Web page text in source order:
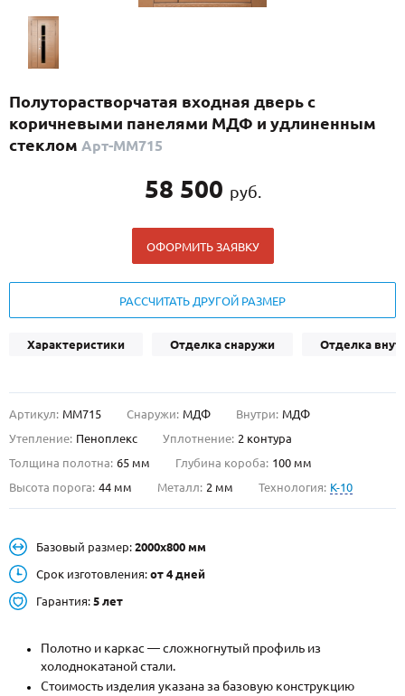
(29)
ПО НАЗНАЧЕНИЮ
ПО КОНСТРУКЦИИ
О НАС
Металлические двери от производителя с доставкой и установкой в
Москве и МО
НАЙТИ:
+7 (495) 411-44-41
INFO@META-M.RU
Полуторастворчатая входная дверь с
коричневыми панелями МДФ и удлиненным
стеклом Арт-ММ715
58 500 руб.
ОФОРМИТЬ ЗАЯВКУ
РАССЧИТАТЬ ДРУГОЙ РАЗМЕР
Характеристики Отделка снаружи Отделка
Артикул: ММ715 Снаружи: МДФ Внутри: МДФ
Утепление: Пеноплекс Уплотнение: 2 контура
Толщина полотна: 65 мм Глубина короба: 100 мм
Высота порога: 44 мм Металл: 2 мм Технология: K-10
Базовый размер: 2000х800 мм
Срок изготовления: от 4 дней
Гарантия: 5 лет
Полотно и каркас — сложногнутый профиль из
холоднокатаной стали.
Стоимость изделия указана за базовую конструкцию